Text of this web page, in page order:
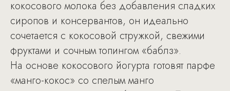
кокосового молока без добавления сладких
сиропов и консервантов, он идеально
сочетается с кокосовой стружкой, свежими
фруктами и сочным топингом «баблз».
На основе кокосового йогурта готовят парфе
«манго-кокос» со спелым манго